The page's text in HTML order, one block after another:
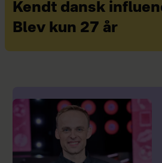
Kendt dansk
Blev kun 27 år